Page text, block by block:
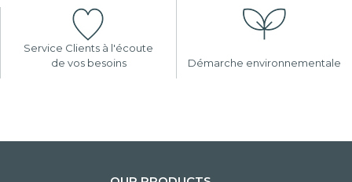
Service Clients à l'écoute
de vos besoins
Démarche environnementale